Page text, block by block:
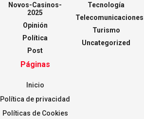
Novos-Casinos-
2025
Opinión
Política
Post
Tecnología
Telecomunicaciones
Turismo
Uncategorized
Páginas
Inicio
Política de privacidad
Políticas de Cookies